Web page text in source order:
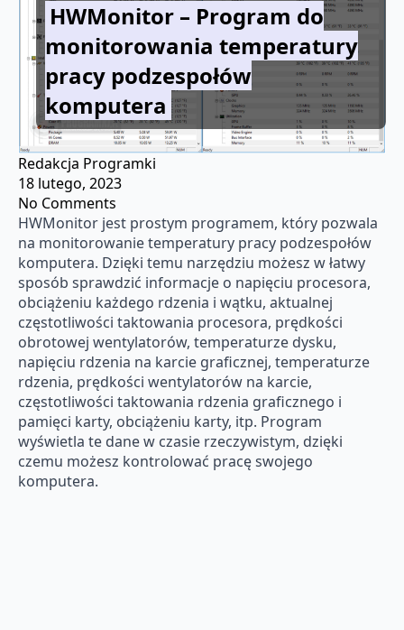
HWMonitor – Program do
monitorowania temperatury
pracy podzespołów
komputera
Redakcja Programki
18 lutego, 2023
No Comments
HWMonitor jest prostym programem, który pozwala
na monitorowanie temperatury pracy podzespołów
komputera. Dzięki temu narzędziu możesz w łatwy
sposób sprawdzić informacje o napięciu procesora,
obciążeniu każdego rdzenia i wątku, aktualnej
częstotliwości taktowania procesora, prędkości
obrotowej wentylatorów, temperaturze dysku,
napięciu rdzenia na karcie graficznej, temperaturze
rdzenia, prędkości wentylatorów na karcie,
częstotliwości taktowania rdzenia graficznego i
pamięci karty, obciążeniu karty, itp. Program
wyświetla te dane w czasie rzeczywistym, dzięki
czemu możesz kontrolować pracę swojego
komputera.